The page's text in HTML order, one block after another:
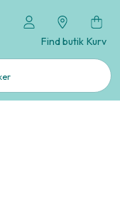
Find butik Kurv